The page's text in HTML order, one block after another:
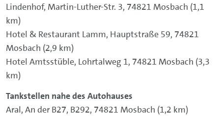
Lindenhof, Martin-Luther-Str. 3, 74821 Mosbach (1,1
km)
Hotel & Restaurant Lamm, Hauptstraße 59, 74821
Mosbach (2,9 km)
Hotel Amtsstüble, Lohrtalweg 1, 74821 Mosbach (3,3
km)
Tankstellen nahe des Autohauses
Aral, An der B27, B292, 74821 Mosbach (1,2 km)